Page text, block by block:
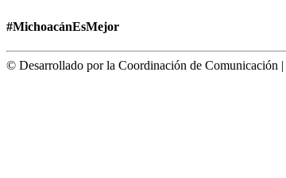
#MichoacánEsMejor
© Desarrollado por la Coordinación de Comunicación |